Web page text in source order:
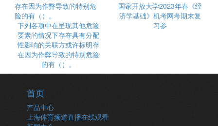
下列各项中在呈现其他危险
要素的情况下存在具有分配
性影响的关联方或许标明存
在因为作弊导致的特别危险
的有（）。
国家开放大学2023年春《经
济学基础》机考网考期末复
习参
首页
产品中心
上海体育频道直播在线观看